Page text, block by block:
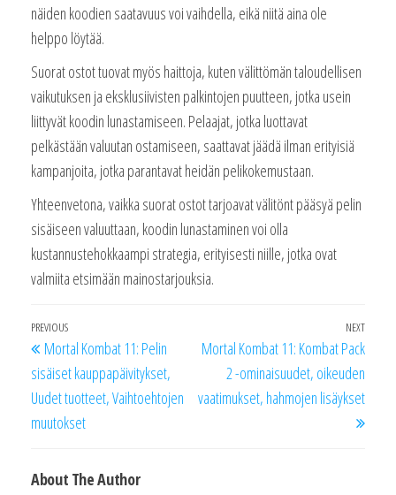
näiden koodien saatavuus voi vaihdella, eikä niitä aina ole
helppo löytää.
Suorat ostot tuovat myös haittoja, kuten välittömän taloudellisen
vaikutuksen ja eksklusiivisten palkintojen puutteen, jotka usein
liittyvät koodin lunastamiseen. Pelaajat, jotka luottavat
pelkästään valuutan ostamiseen, saattavat jäädä ilman erityisiä
kampanjoita, jotka parantavat heidän pelikokemustaan.
Yhteenvetona, vaikka suorat ostot tarjoavat välitönt pääsyä pelin
sisäiseen valuuttaan, koodin lunastaminen voi olla
kustannustehokkaampi strategia, erityisesti niille, jotka ovat
valmiita etsimään mainostarjouksia.
Post
navigation
Previous
Post
PREVIOUS
Mortal Kombat 11: Pelin
sisäiset kauppapäivitykset,
Uudet tuotteet, Vaihtoehtojen
muutokset
Next
Post
NEXT
Mortal Kombat 11: Kombat Pack
2 -ominaisuudet, oikeuden
vaatimukset, hahmojen lisäykset
About The Author